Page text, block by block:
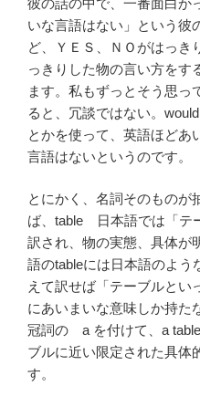
いな言語はない」という彼
ど、ＹＥＳ、ＮＯがはっき
っきりした物の言い方をす
ます。私もずっとそう思っ
ると、冗談ではない。
とかを使って、英語ほどあ
言語はないというのです。
とにかく、名詞そのものが
ば、table 日本語では「テ
訳され、物の実態、具体が
語のtableには日本語のよう
えて訳せば「テーブルとい
にあいまいな意味しか持た
冠詞の a を付けて、a
ブルに近い限定された具体
す。